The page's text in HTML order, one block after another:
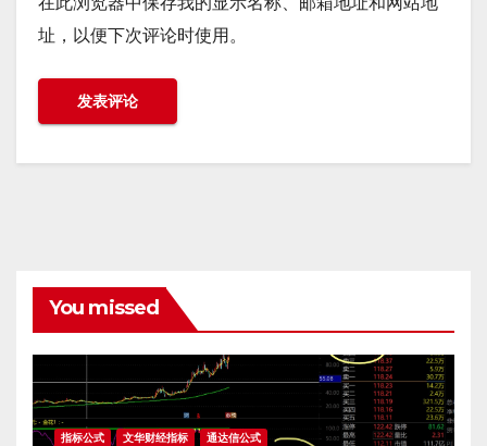
址，以便下次评论时使用。
You missed
指标公式 文华财经指标 通达信公式